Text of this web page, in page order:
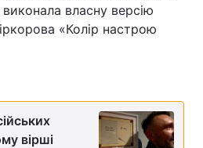
виконала власну версію
«Колір настрою
вірші